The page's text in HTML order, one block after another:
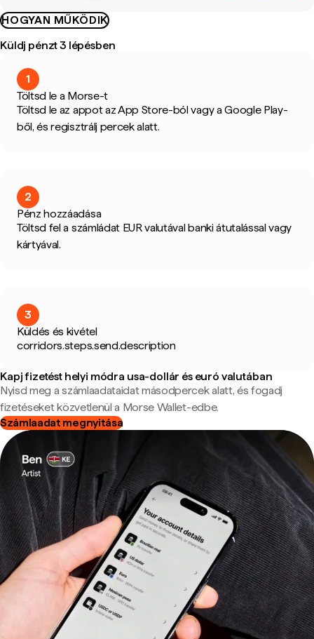
HOGYAN MŰKÖDIK
Küldj pénzt 3 lépésben
1
Töltsd le a Morse-t
Töltsd le az appot az App Store-ból vagy a Google Play-
ből, és regisztrálj percek alatt.
2
Pénz hozzáadása
Töltsd fel a számládat EUR valutával banki átutalással vagy
kártyával.
3
Küldés és kivétel
corridors.steps.send.description
Kapj fizetést helyi módra usa-dollár és euró valutában
Nyisd meg a számlaadataidat másodpercek alatt, és fogadj
fizetéseket közvetlenül a Morse Wallet-edbe.
Számlaadat megnyitása